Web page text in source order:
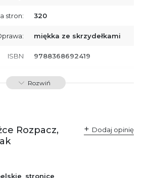
stron: 320
miękka ze skrzydełkami
ISBN 9788368692419
SKU: K801070
Polska
kontakt@wydajenamsie.pl
Rozwiń
Rozpacz,
Dodaj opinię